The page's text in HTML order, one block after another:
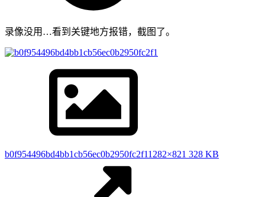
录像没用…看到关键地方报错，截图了。
b0f954496bd4bb1cb56ec0b2950fc2f11282×821 328 KB